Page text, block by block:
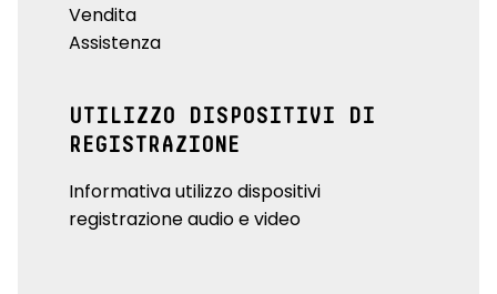
Vendita
Assistenza
UTILIZZO DISPOSITIVI DI
REGISTRAZIONE
Informativa utilizzo dispositivi
registrazione audio e video